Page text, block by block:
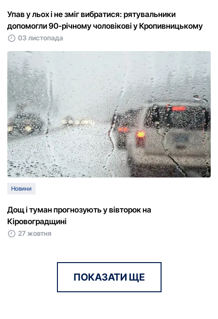
Упав у льох і не зміг вибратися: рятувальники
допомогли 90-річному чоловікові у Кропивницькому
03 листопада
Новини
Дощ і туман прогнозують у вівторок на
Кіровоградщині
27 жовтня
ПОКАЗАТИ ЩЕ